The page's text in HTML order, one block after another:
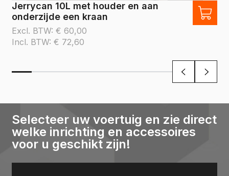
Jerrycan 10L met houder en aan
onderzijde een kraan
Excl. BTW: € 60,00
Incl. BTW: € 72,60
Selecteer uw voertuig en zie direct
welke inrichting en accessoires
voor u geschikt zijn!